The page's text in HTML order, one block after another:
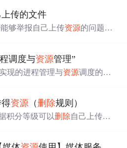
上传的文件
够举报自己上传资源的问题，
调度与资源管理”
现的进程管理与资源调度的模
得资源 （删除规则）
积分等级可以删除自己上传资